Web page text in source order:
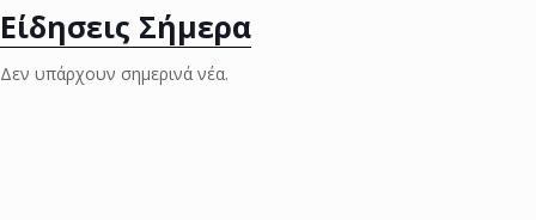
Είδησεις Σήμερα
Δεν υπάρχουν σημερινά νέα.